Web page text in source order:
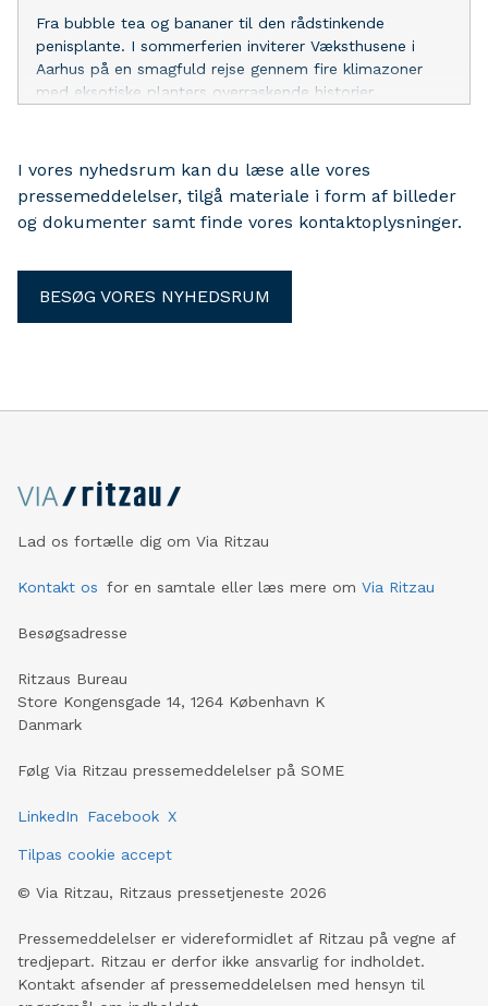
Fra bubble tea og bananer til den rådstinkende
penisplante. I sommerferien inviterer Væksthusene i
Aarhus på en smagfuld rejse gennem fire klimazoner
med eksotiske planters overraskende historier.
I vores nyhedsrum kan du læse alle vores
pressemeddelelser, tilgå materiale i form af billeder
og dokumenter samt finde vores kontaktoplysninger.
BESØG VORES NYHEDSRUM
Lad os fortælle dig om Via Ritzau
Kontakt os for en samtale eller læs mere om Via Ritzau
Besøgsadresse
Ritzaus Bureau
Store Kongensgade 14, 1264 København K
Danmark
Følg Via Ritzau pressemeddelelser på SOME
LinkedIn Facebook X
Tilpas cookie accept
© Via Ritzau, Ritzaus pressetjeneste 2026
Pressemeddelelser er videreformidlet af Ritzau på vegne af
tredjepart. Ritzau er derfor ikke ansvarlig for indholdet.
Kontakt afsender af pressemeddelelsen med hensyn til